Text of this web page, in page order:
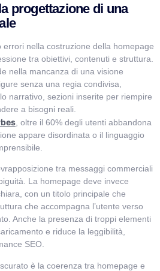
progettazione di una
nella costruzione della homepage
tra obiettivi, contenuti e struttura.
nella mancanza di una visione
senza una regia condivisa,
narrativo, sezioni inserite per riempire
a bisogni reali.
, oltre il 60% degli utenti abbandona
appare disordinata o il linguaggio
tra messaggi commerciali
La homepage deve invece
con un titolo principale che
che accompagna l’utente verso
Anche la presenza di troppi elementi
e riduce la leggibilità,
SEO.
è la coerenza tra homepage e